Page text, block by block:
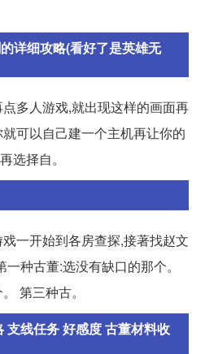
详细攻略(看好了是英雄无
多人游戏,就出现这样的画面再
可以自己建一个主机再让你的
选择自。
始到各房查探,接著找赵文
种古董:选没有缺口的那个。
第三种古。
支线任务 好感度 古董材料收